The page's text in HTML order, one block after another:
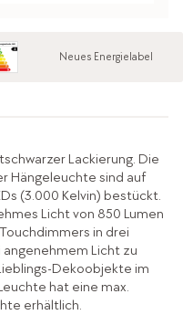
Neues Energielabel
Lackierung. Die
Hängeleuchte sind auf
(3.000 Kelvin) bestückt.
Licht von 850 Lumen
in drei
Licht zu
Dekoobjekte im
hat eine max.
erhältlich.